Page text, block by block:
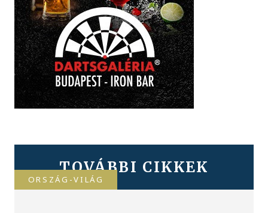
TOVÁBBI CIKKEK
ORSZÁG-VILÁG